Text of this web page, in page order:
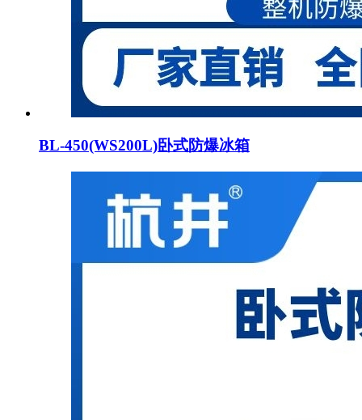
BL-450(WS200L)卧式防爆冰箱